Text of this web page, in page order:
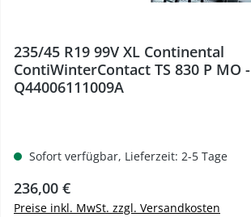
235/45 R19 99V XL Continental
ContiWinterContact TS 830 P MO
Q44006111009A
Sofort verfügbar, Lieferzeit: 2-5 Tage
Regulärer Preis:
236,00 €
Preise inkl. MwSt. zzgl. Versandkosten